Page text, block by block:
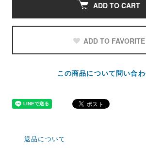
ADD TO CART
ADD TO FAVORITE
この商品について問い合
返品について